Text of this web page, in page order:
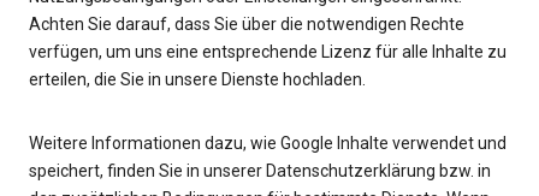
Achten Sie darauf, dass Sie über die notwendigen Rechte
verfügen, um uns eine entsprechende Lizenz für alle Inhalte zu
erteilen, die Sie in unsere Dienste hochladen.
Weitere Informationen dazu, wie Google Inhalte verwendet und
speichert, finden Sie in unserer Datenschutzerklärung bzw. in